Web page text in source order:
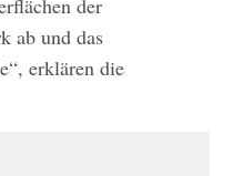
ab und das
erklären die